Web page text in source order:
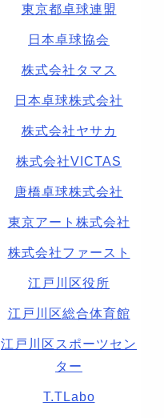
東京都卓球連盟
日本卓球協会
株式会社タマス
日本卓球株式会社
株式会社ヤサカ
株式会社VICTAS
唐橋卓球株式会社
東京アート株式会社
株式会社ファースト
江戸川区役所
江戸川区総合体育館
江戸川区スポーツセン
ター
T.TLabo